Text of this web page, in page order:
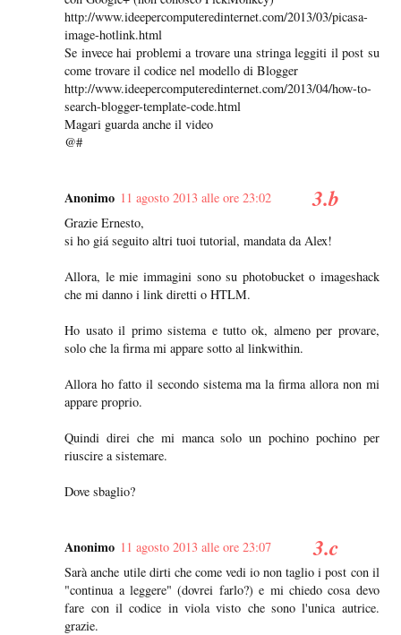
http://www.ideepercomputeredinternet.com/2013/03/picasa-
image-hotlink.html
Se invece hai problemi a trovare una stringa leggiti il post su
come trovare il codice nel modello di Blogger
http://www.ideepercomputeredinternet.com/2013/04/how-to-
search-blogger-template-code.html
Magari guarda anche il video
@#
Anonimo 11 agosto 2013 alle ore 23:02
Grazie Ernesto,
si ho giá seguito altri tuoi tutorial, mandata da Alex!
Allora, le mie immagini sono su photobucket o imageshack
che mi danno i link diretti o HTLM.
Ho usato il primo sistema e tutto ok, almeno per provare,
solo che la firma mi appare sotto al linkwithin.
Allora ho fatto il secondo sistema ma la firma allora non mi
appare proprio.
Quindi direi che mi manca solo un pochino pochino per
riuscire a sistemare.
Dove sbaglio?
Anonimo 11 agosto 2013 alle ore 23:07
Sarà anche utile dirti che come vedi io non taglio i post con il
"continua a leggere" (dovrei farlo?) e mi chiedo cosa devo
fare con il codice in viola visto che sono l'unica autrice.
grazie.